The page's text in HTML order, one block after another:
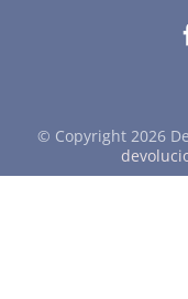
© Copyright 2026